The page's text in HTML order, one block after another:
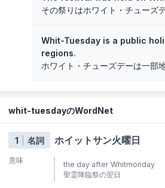
その祭りはホワイト・チューズ
Whit-Tuesday is a public
regions.
ホワイト・チューズデーは一部
whit-tuesdayのWordNet
1 名詞 ホイットサン火曜日
意味
the day after Whitmonday
聖霊降臨祭の翌日